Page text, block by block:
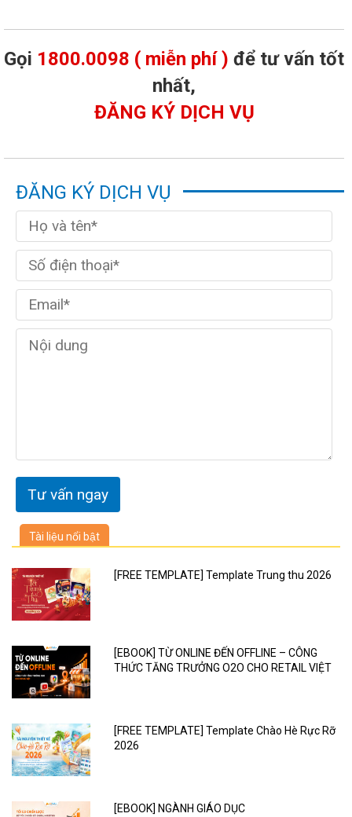
Gọi 1800.0098 ( miễn phí ) để tư vấn tốt
nhất,
ĐĂNG KÝ DỊCH VỤ
ĐĂNG KÝ DỊCH VỤ
Tài liệu nổi bật
[FREE TEMPLATE] Template Trung thu 2026
[EBOOK] TỪ ONLINE ĐẾN OFFLINE – CÔNG
THỨC TĂNG TRƯỞNG O2O CHO RETAIL VIỆT
[FREE TEMPLATE] Template Chào Hè Rực Rỡ
2026
[EBOOK] NGÀNH GIÁO DỤC